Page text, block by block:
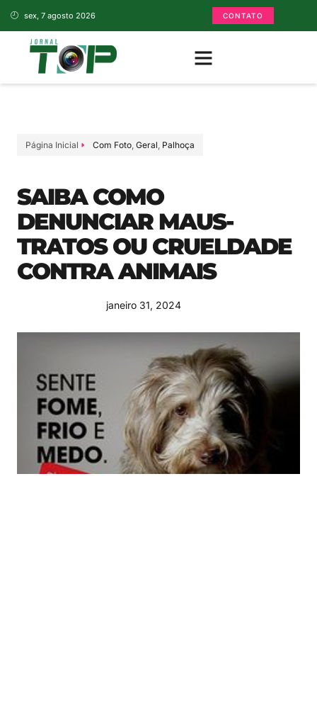
sex, 7 agosto 2026 CONTATO
Página Inicial Com Foto, Geral, Palhoça
SAIBA COMO
DENUNCIAR MAUS-
TRATOS OU CRUELDADE
CONTRA ANIMAIS
janeiro 31, 2024